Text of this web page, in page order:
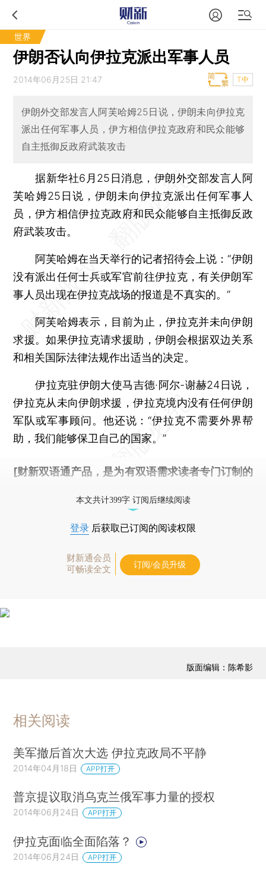
世界
伊朗否认向伊拉克派出军事人员
2014年06月25日 21:47 T中
伊朗外交部发言人阿芙哈姆25日说，伊朗未向伊拉克
派出任何军事人员，伊方相信伊拉克政府和民众能够
自主抵御反政府武装攻击
据新华社6月25日消息，伊朗外交部发言人阿
芙哈姆25日说，伊朗未向伊拉克派出任何军事人
员，伊方相信伊拉克政府和民众能够自主抵御反政
府武装攻击。
阿芙哈姆在当天举行的记者招待会上说：“伊朗
没有派出任何士兵或军官前往伊拉克，有关伊朗军
事人员出现在伊拉克战场的报道是不真实的。”
阿芙哈姆表示，目前为止，伊拉克并未向伊朗
求援。如果伊拉克请求援助，伊朗会根据双边关系
和相关国际法律法规作出适当的决定。
伊拉克驻伊朗大使马吉德·阿尔-谢赫24日说，
伊拉克从未向伊朗求援，伊拉克境内没有任何伊朗
军队或军事顾问。他还说：“伊拉克不需要外界帮
助，我们能够保卫自己的国家。”
[财新双语通产品，是为有双语需求读者专门订制的
本文共计399字 订阅后继续阅读
登录 后获取已订阅的阅读权限
财新通会员
可畅读全文
订阅/会员升级
版面编辑：陈希影
相关阅读
美军撤后首次大选 伊拉克政局不平静
2014年04月18日 APP打开
普京提议取消乌克兰俄军事力量的授权
2014年06月24日 APP打开
伊拉克面临全面陷落？
2014年06月24日 APP打开